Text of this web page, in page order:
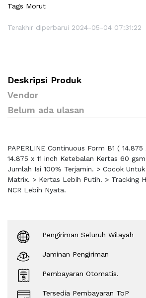
Tags Morut
Terakhir diperbarui 2024-05-04 07:31:22
Deskripsi Produk
Vendor
Belum ada ulasan
PAPERLINE Continuous Form B1 ( 14.875
14.875 x 11 inch Ketebalan Kertas 60
Jumlah Isi 100% Terjamin. > Cocok
Matrix. > Kertas Lebih Putih. > Tracking
NCR Lebih Nyata.
Pengiriman Seluruh Wilayah
Jaminan Pengiriman
Pembayaran Otomatis.
Tersedia Pembayaran ToP